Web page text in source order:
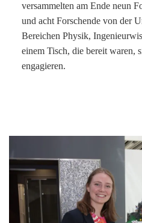
versammelten am Ende neun
und acht Forschende von der
Bereichen Physik,
einem Tisch, die bereit waren,
engagieren.